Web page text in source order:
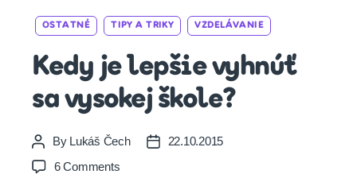
Categories
OSTATNÉ TIPY A TRIKY VZDELÁVANIE
Kedy je lepšie vyhnúť
sa vysokej škole?
Post
author
By Lukáš Čech
Post22.10.2015
6 Commentson